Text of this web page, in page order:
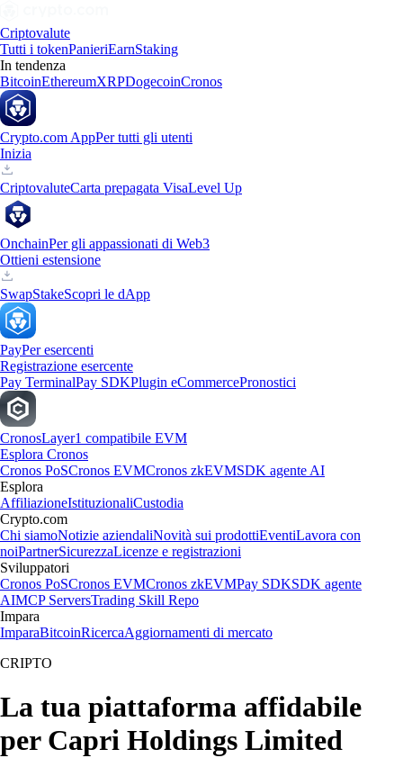
Criptovalute
Tutti i tokenPanieriEarnStaking
In tendenza
BitcoinEthereumXRPDogecoinCronos
Crypto.com AppPer tutti gli utenti
Inizia
CriptovaluteCarta prepagata VisaLevel Up
OnchainPer gli appassionati di Web3
Ottieni estensione
SwapStakeScopri le dApp
PayPer esercenti
Registrazione esercente
Pay TerminalPay SDKPlugin eCommercePronostici
CronosLayer1 compatibile EVM
Esplora Cronos
Cronos PoSCronos EVMCronos zkEVMSDK agente AI
Esplora
AffiliazioneIstituzionaliCustodia
Crypto.com
Chi siamoNotizie aziendaliNovità sui prodottiEventiLavora con
noiPartnerSicurezzaLicenze e registrazioni
Sviluppatori
Cronos PoSCronos EVMCronos zkEVMPay SDKSDK agente
AIMCP ServersTrading Skill Repo
Impara
ImparaBitcoinRicercaAggiornamenti di mercato
CRIPTO
La tua piattaforma affidabile
per Capri Holdings Limited